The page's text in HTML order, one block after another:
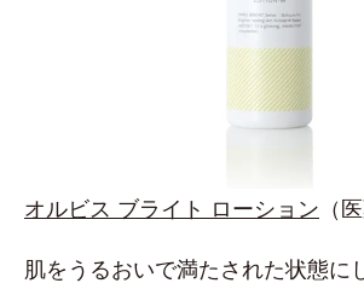
オルビス ブライト ローション （
肌をうるおいで満たされた状態に